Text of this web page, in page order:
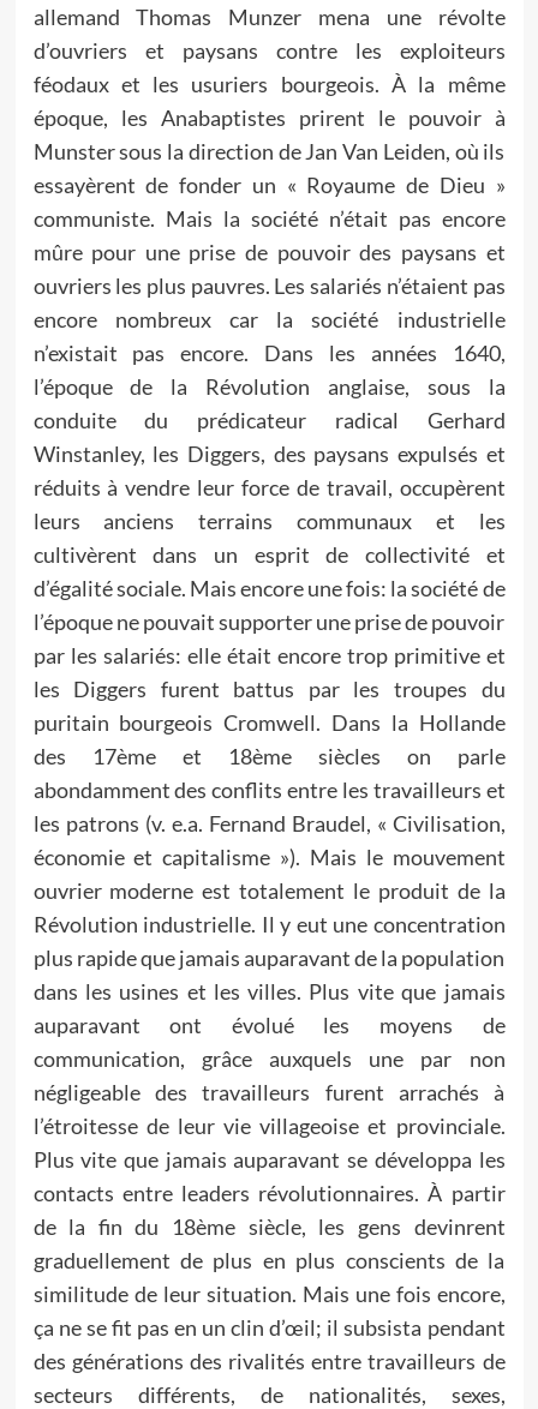
allemand Thomas Munzer mena une révolte
d’ouvriers et paysans contre les exploiteurs
féodaux et les usuriers bourgeois. À la même
époque, les Anabaptistes prirent le pouvoir à
Munster sous la direction de Jan Van Leiden, où ils
essayèrent de fonder un « Royaume de Dieu »
communiste. Mais la société n’était pas encore
mûre pour une prise de pouvoir des paysans et
ouvriers les plus pauvres. Les salariés n’étaient pas
encore nombreux car la société industrielle
n’existait pas encore. Dans les années 1640,
l’époque de la Révolution anglaise, sous la
conduite du prédicateur radical Gerhard
Winstanley, les Diggers, des paysans expulsés et
réduits à vendre leur force de travail, occupèrent
leurs anciens terrains communaux et les
cultivèrent dans un esprit de collectivité et
d’égalité sociale. Mais encore une fois: la société de
l’époque ne pouvait supporter une prise de pouvoir
par les salariés: elle était encore trop primitive et
les Diggers furent battus par les troupes du
puritain bourgeois Cromwell. Dans la Hollande
des 17ème et 18ème siècles on parle
abondamment des conflits entre les travailleurs et
les patrons (v. e.a. Fernand Braudel, « Civilisation,
économie et capitalisme »). Mais le mouvement
ouvrier moderne est totalement le produit de la
Révolution industrielle. Il y eut une concentration
plus rapide que jamais auparavant de la population
dans les usines et les villes. Plus vite que jamais
auparavant ont évolué les moyens de
communication, grâce auxquels une par non
négligeable des travailleurs furent arrachés à
l’étroitesse de leur vie villageoise et provinciale.
Plus vite que jamais auparavant se développa les
contacts entre leaders révolutionnaires. À partir
de la fin du 18ème siècle, les gens devinrent
graduellement de plus en plus conscients de la
similitude de leur situation. Mais une fois encore,
ça ne se fit pas en un clin d’œil; il subsista pendant
des générations des rivalités entre travailleurs de
secteurs différents, de nationalités, sexes,